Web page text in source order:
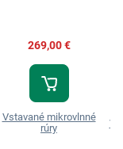
269,00 €
Vstavané mikrovlnné
rúry